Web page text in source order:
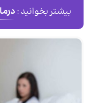
بیشتر بخوانید :